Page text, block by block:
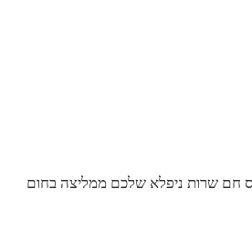
חם שרות ניפלא שלכם ממליצה בחום